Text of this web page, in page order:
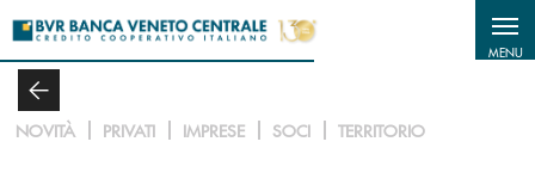
MENU
NOVITÀ PRIVATI IMPRESE SOCI TERRITORIO